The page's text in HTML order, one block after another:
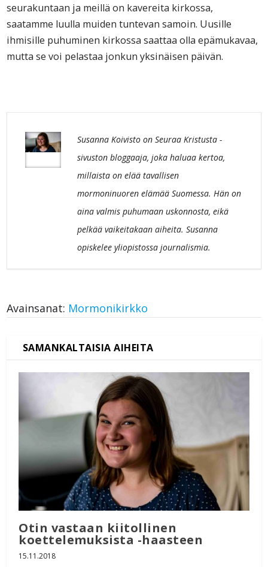
seurakuntaan ja meillä on kavereita kirkossa,
saatamme luulla muiden tuntevan samoin. Uusille
ihmisille puhuminen kirkossa saattaa olla epämukavaa,
mutta se voi pelastaa jonkun yksinäisen päivän.
Susanna Koivisto on Seuraa Kristusta -
sivuston bloggaaja, joka haluaa kertoa,
millaista on elää tavallisen
mormoninuoren elämää Suomessa. Hän on
aina valmis puhumaan uskonnosta, eikä
pelkää vaikeitakaan aiheita. Susanna
opiskelee yliopistossa journalismia.
Avainsanat: Mormonikirkko
Otin vastaan kiitollinen
koettelemuksista -haasteen
15.11.2018